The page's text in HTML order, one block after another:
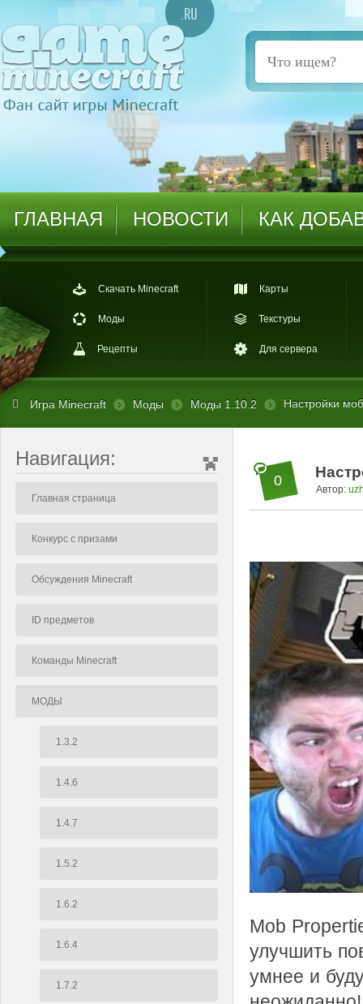
ГЛАВНАЯ НОВОСТИ КАК
Скачать Minecraft
Моды
Рецепты
Карты
Текстуры
Для сервера
Игра Minecraft Моды Моды 1.10.2 Настройки
Навигация:
Главная страница
Конкурс с призами
Обсуждения Minecraft
ID предметов
Команды Minecraft
МОДЫ
1.3.2
1.4.6
1.4.7
1.5.2
1.6.2
1.6.4
1.7.2
0
Автор:
Mob
улучшить
умнее и